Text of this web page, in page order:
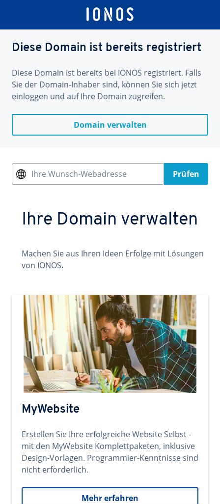
Diese Domain ist bereits registriert
Diese Domain ist bereits bei IONOS registriert. Falls
Sie der Domain-Inhaber sind, können Sie sich jetzt
einloggen und auf Ihre Domain zugreifen.
Domain verwalten
Ihre Wunsch-Webadresse Prüfen
Ihre Domain verwalten
Machen Sie aus Ihren Ideen Erfolge mit Lösungen
von IONOS.
MyWebsite
Erstellen Sie Ihre erfolgreiche Website Selbst -
mit den MyWebsite Komplettpaketen, inklusive
Design-Vorlagen. Programmier-Kenntnisse sind
nicht erforderlich.
Mehr erfahren